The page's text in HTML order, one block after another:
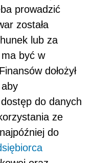
prowadzić
została
lub za
być w
dołożył
do danych
ze
do